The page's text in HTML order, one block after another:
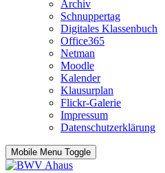
Archiv
Schnuppertag
Digitales Klassenbuch
Office365
Netman
Moodle
Kalender
Klausurplan
Flickr-Galerie
Impressum
Datenschutzerklärung
Mobile Menu Toggle